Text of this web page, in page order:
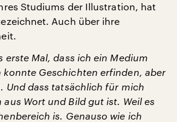
Studiums der Illustration, hat
Auch über ihre
erste Mal, dass ich ein Medium
Geschichten erfinden, aber
Und dass tatsächlich für mich
Wort und Bild gut ist. Weil es
is. Genauso wie ich